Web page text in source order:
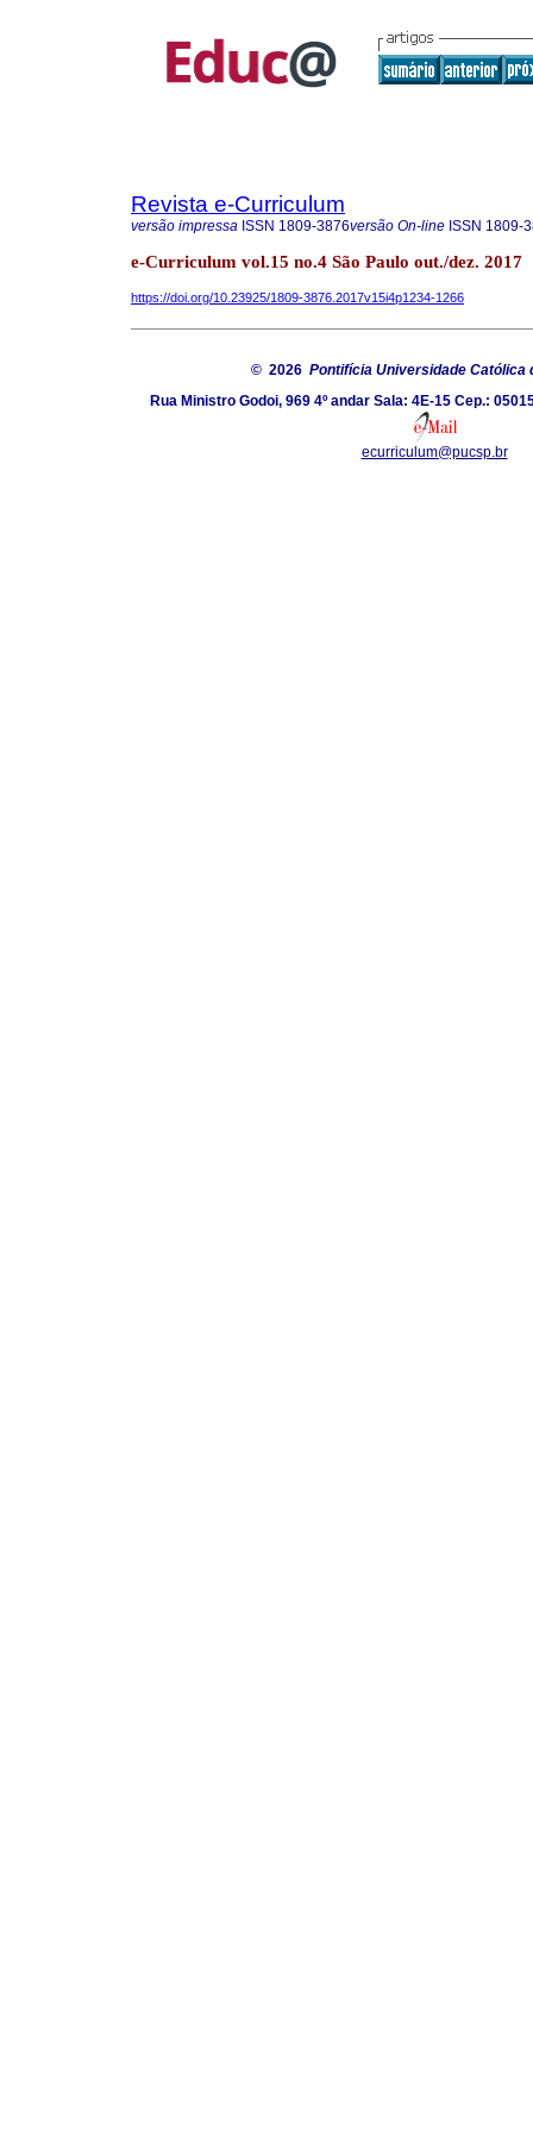
Revista e-Curriculum
versão impressa ISSN 1809-3876versão On-line ISSN 1809-
e-Curriculum vol.15 no.4 São Paulo out./dez. 2017
https://doi.org/10.23925/1809-3876.2017v15i4p1234-1266
© 2026 Pontifícia Universidade Católica
Rua Ministro Godoi, 969 4º andar Sala: 4E-15 Cep.:
ecurriculum@pucsp.br